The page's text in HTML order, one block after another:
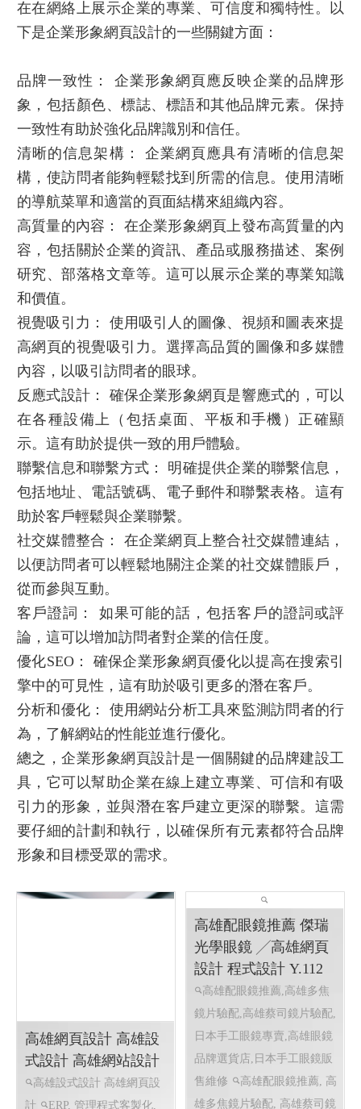
在在網絡上展示企業的專業、可信度和獨特性。以
下是企業形象網頁設計的一些關鍵方面：
品牌一致性： 企業形象網頁 應反映企業的品牌形
象，包括顏色、標誌、標語和其他品牌元素。保持
一致性有助於強化品牌識別和信任。
清晰的信息架構： 企業網頁應具有清晰的信息架
構，使訪問者能夠輕鬆找到所需的信息。使用清晰
的導航菜單和適當的頁面結構來組織內容。
高質量的內容： 在企業形象網頁上發布高質量的內
容，包括關於企業的資訊、產品或服務描述、案例
研究、部落格文章等。這可以展示企業的專業知識
和價值。
視覺吸引力： 使用吸引人的圖像、視頻和圖表來提
高網頁的視覺吸引力。選擇高品質的圖像和多媒體
內容，以吸引訪問者的眼球。
反應式設計： 確保企業形象網頁是響應式的，可以
在各種設備上（包括桌面、平板和手機）正確顯
示。這有助於提供一致的用戶體驗。
聯繫信息和聯繫方式： 明確提供企業的聯繫信息，
包括地址、電話號碼、電子郵件和聯繫表格。這有
助於客戶輕鬆與企業聯繫。
社交媒體整合： 在企業網頁上整合社交媒體連結，
以便訪問者可以輕鬆地關注企業的社交媒體賬戶，
從而參與互動。
客戶證詞： 如果可能的話，包括客戶的證詞或評
論，這可以增加訪問者對企業的信任度。
優化SEO： 確保企業形象網頁優化以提高在搜索引
擎中的可見性，這有助於吸引更多的潛在客戶。
分析和優化： 使用網站分析工具來監測訪問者的行
為，了解網站的性能並進行優化。
總之，企業形象網頁設計是一個關鍵的品牌建設工
具，它可以幫助企業在線上建立專業、可信和有吸
引力的形象，並與潛在客戶建立更深的聯繫。這需
要仔細的計劃和執行，以確保所有元素都符合品牌
形象和目標受眾的需求。
高雄網頁設計 高雄設
式設計 高雄網站設計
高雄設式設計 高雄網頁設
計
ERP, 管理程式客製化,